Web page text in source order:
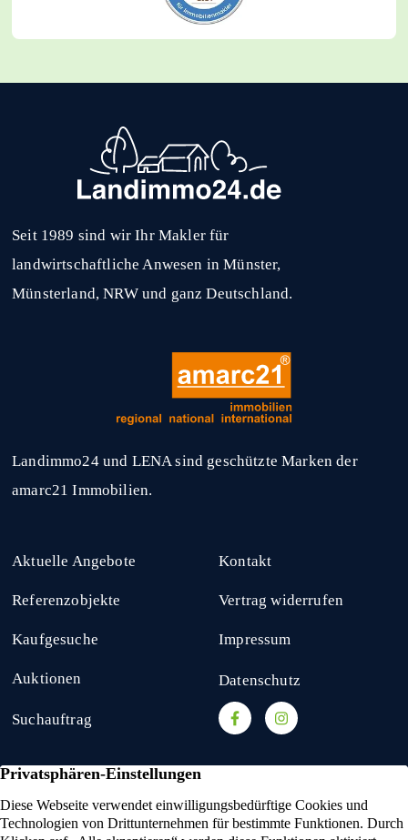
Seit 1989 sind wir Ihr Makler für
landwirtschaftliche Anwesen in Münster,
Münsterland, NRW und ganz Deutschland.
Landimmo24 und LENA sind geschützte Marken der
amarc21 Immobilien.
Aktuelle Angebote
Referenzobjekte
Kaufgesuche
Auktionen
Suchauftrag
Kontakt
Vertrag widerrufen
Impressum
Datenschutz
amarc21 Immobilien hat4,53von5Sternen